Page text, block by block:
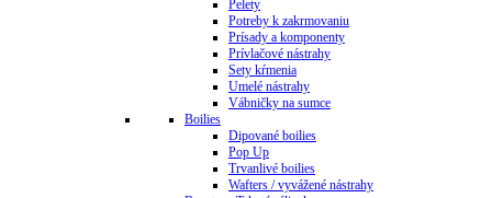
Pelety
Potreby k zakrmovaniu
Prísady a komponenty
Prívlačové nástrahy
Sety kŕmenia
Umelé nástrahy
Vábničky na sumce
Boilies
Dipované boilies
Pop Up
Trvanlivé boilies
Wafters / vyvážené nástrahy